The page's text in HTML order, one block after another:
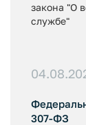
закона "О
службе"
307-ФЗ